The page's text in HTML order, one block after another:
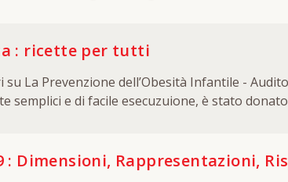
: ricette per tutti
La Prevenzione dell’Obesità Infantile -
semplici e di facile esecuzuione, è stato
Dimensioni, Rappresentazioni,